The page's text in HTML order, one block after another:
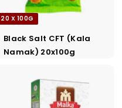
20 X 100G
Black Salt CFT (Kala
Namak) 20x100g